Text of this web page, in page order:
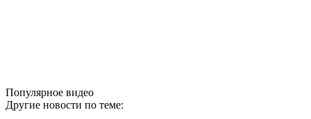
Популярное видео
Другие новости по теме: